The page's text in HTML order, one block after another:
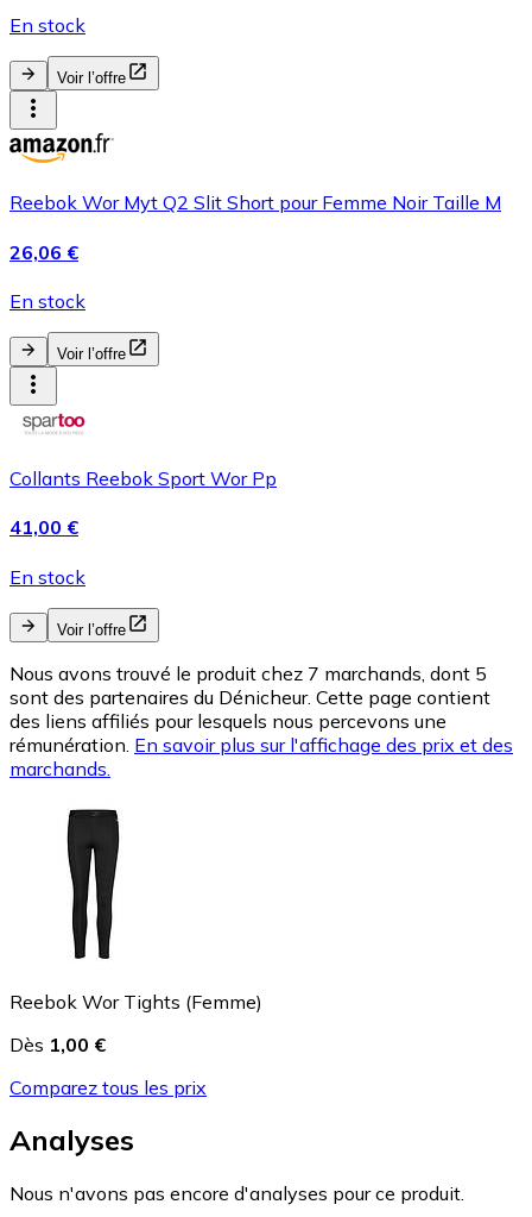
En stock
Voir l’offre
Reebok Wor Myt Q2 Slit Short pour Femme Noir Taille M
26,06 €
En stock
Voir l’offre
Collants Reebok Sport Wor Pp
41,00 €
En stock
Voir l’offre
Nous avons trouvé le produit chez 7 marchands, dont 5
sont des partenaires du Dénicheur. Cette page contient
des liens affiliés pour lesquels nous percevons une
rémunération. En savoir plus sur l'affichage des prix et des
marchands.
Reebok Wor Tights (Femme)
Dès 1,00 €
Comparez tous les prix
Analyses
Nous n'avons pas encore d'analyses pour ce produit.